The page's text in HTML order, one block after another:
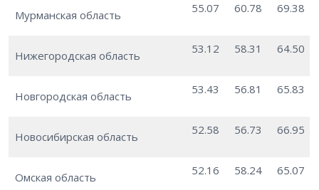
Мурманская область 55.07 60.78 69.38
Нижегородская область 53.12 58.31 64.50
Новгородская область 53.43 56.81 65.83
Новосибирская область 52.58 56.73 66.95
Омская область 52.16 58.24 65.07